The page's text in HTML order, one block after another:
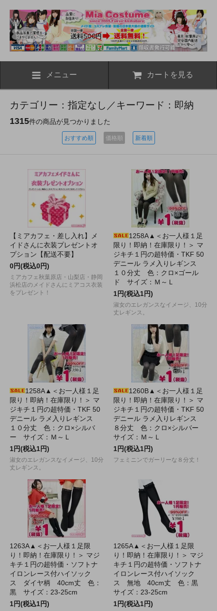
メニュー カートを見る
カテゴリー：指定なし／キーワード：即納
1315件の商品が見つかりました
おすすめ順 価格順 新着順
【ミアカフェ・差し入れ】メ
イドさんに衣装プレゼントオ
プション【配送不要】
0円(税込0円)
ミアカフェ秋葉原店・山梨店・静岡
浜松店のメイドさんにミアコス衣装
をプレゼント！
1258A▲＜お一人様１足
限り！即納！在庫限り！＞ マ
ジキチ１円の超特価・TKF 50
デニール ラメ入りレギンス
１０分丈 色：クロ×ゴール
ド サイズ：Ｍ～Ｌ
1円(税込1円)
淑女のエレガンスなイメージ、10分
丈レギンス。
1258A▲＜お一人様１足
限り！即納！在庫限り！＞ マ
ジキチ１円の超特価・TKF 50
デニール ラメ入りレギンス
１０分丈 色：クロ×シルバ
ー サイズ：Ｍ～Ｌ
1円(税込1円)
淑女のエレガンスなイメージ、10分
丈レギンス。
1260B▲＜お一人様１足
限り！即納！在庫限り！＞ マ
ジキチ１円の超特価・TKF 50
デニール ラメ入りレギンス
８分丈 色：クロ×シルバー
サイズ：Ｍ～Ｌ
1円(税込1円)
フェミニンでガーリーな８分丈！
1263A▲＜お一人様１足限
り！即納！在庫限り！＞ マジ
キチ１円の超特価・ソフトナ
イロンレース付ハイソック
ス ダイヤ柄 40cm丈 色：
黒 サイズ：23-25cm
1円(税込1円)
1265A▲＜お一人様１足限
り！即納！在庫限り！＞ マジ
キチ１円の超特価・ソフトナ
イロンレース付ハイソック
ス 無地 40cm丈 色：黒
サイズ：23-25cm
1円(税込1円)